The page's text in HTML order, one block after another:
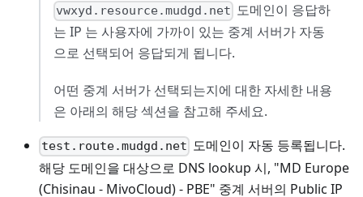
vwxyd.resource.mudgd.net 도메인이 응답하
는 IP 는 사용자에 가까이 있는 중계 서버가 자동
으로 선택되어 응답되게 됩니다.
어떤 중계 서버가 선택되는지에 대한 자세한 내용
은 아래의 해당 섹션을 참고해 주세요.
test.route.mudgd.net 도메인이 자동 등록됩니다.
해당 도메인을 대상으로 DNS lookup 시, "MD Europe
(Chisinau - MivoCloud) - PBE" 중계 서버의 Public IP